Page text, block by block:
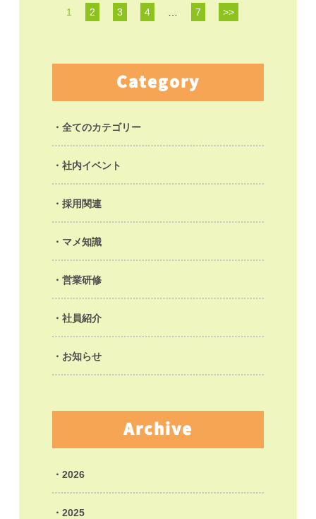
1 2 3 4 7 >>
Category
全てのカテゴリー
社内イベント
採用関連
マメ知識
営業研修
社員紹介
お知らせ
Archive
2026
2025